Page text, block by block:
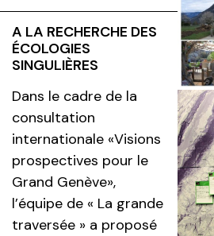
A LA RECHERCHE DES
ÉCOLOGIES
SINGULIÈRES
Dans le cadre de la
consultation
internationale «Visions
prospectives pour le
Grand Genève»,
l’équipe de « La grande
traversée » a proposé